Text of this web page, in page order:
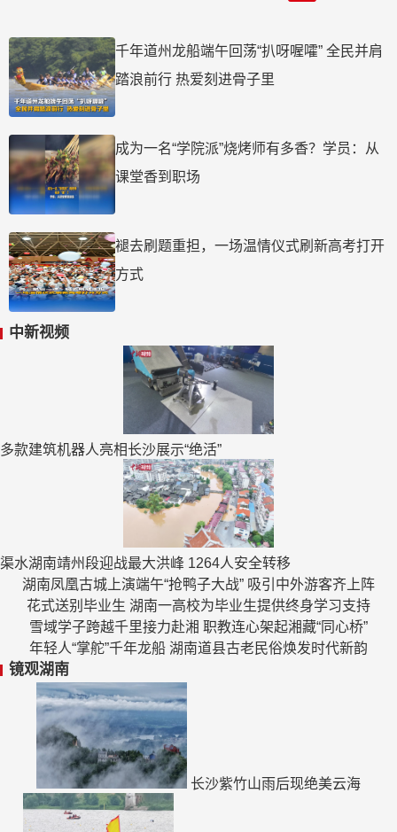
千年道州龙船端午回荡“扒呀喔嚯” 全民并肩
踏浪前行 热爱刻进骨子里
成为一名“学院派”烧烤师有多香？学员：从
课堂香到职场
褪去刷题重担，一场温情仪式刷新高考打开
方式
中新视频
多款建筑机器人亮相长沙展示“绝活”
渠水湖南靖州段迎战最大洪峰 1264人安全转移
湖南凤凰古城上演端午“抢鸭子大战” 吸引中外游客齐上阵
花式送别毕业生 湖南一高校为毕业生提供终身学习支持
雪域学子跨越千里接力赴湘 职教连心架起湘藏“同心桥”
年轻人“掌舵”千年龙船 湖南道县古老民俗焕发时代新韵
镜观湖南
长沙紫竹山雨后现绝美云海